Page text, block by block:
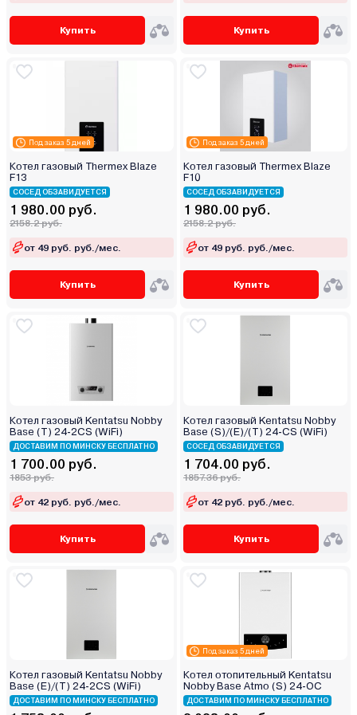
Купить Купить
Под заказ 5 дней
Котел газовый Thermex Blaze
F13
СОСЕД ОБЗАВИДУЕТСЯ
1 980.00 руб.
2158.2 руб.
от 49 руб. руб./мес.
Купить
Под заказ 5 дней
Котел газовый Thermex Blaze
F10
СОСЕД ОБЗАВИДУЕТСЯ
1 980.00 руб.
2158.2 руб.
от 49 руб. руб./мес.
Купить
Котел газовый Kentatsu Nobby
Base (T) 24-2CS (WiFi)
ДОСТАВИМ ПО МИНСКУ БЕСПЛАТНО
1 700.00 руб.
1853 руб.
от 42 руб. руб./мес.
Купить
Котел газовый Kentatsu Nobby
Base (S)/(E)/(T) 24-CS (WiFi)
СОСЕД ОБЗАВИДУЕТСЯ
1 704.00 руб.
1857.36 руб.
от 42 руб. руб./мес.
Купить
Котел газовый Kentatsu Nobby
Base (E)/(T) 24-2CS (WiFi)
ДОСТАВИМ ПО МИНСКУ БЕСПЛАТНО
Под заказ 5 дней
Котел отопительный Kentatsu
Nobby Base Atmo (S) 24‑OC
ДОСТАВИМ ПО МИНСКУ БЕСПЛАТНО